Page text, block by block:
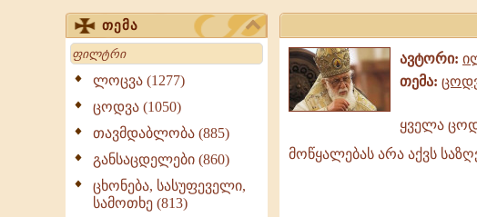
თემა
Search
ლოცვა (1277)
ცოდვა (1050)
თავმდაბლობა (885)
განსაცდელები (860)
ცხონება, სასუფეველი,
სამოთხე (813)
ავტორი:
თემა:
ცოდვიდან
ყველა
მოწყალებას არა აქვს